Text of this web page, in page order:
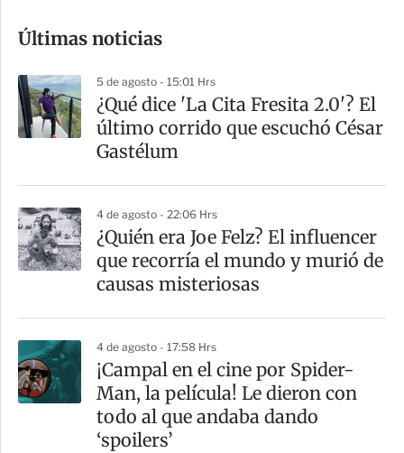
m
a
r
t
Últimas noticias
5 de agosto - 15:01 Hrs
¿Qué dice 'La Cita Fresita 2.0'? El
último corrido que escuchó César
Gastélum
4 de agosto - 22:06 Hrs
¿Quién era Joe Felz? El influencer
que recorría el mundo y murió de
causas misteriosas
4 de agosto - 17:58 Hrs
¡Campal en el cine por Spider-
Man, la película! Le dieron con
todo al que andaba dando
‘spoilers’